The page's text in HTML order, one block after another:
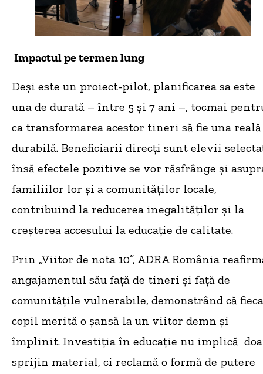
Impactul pe termen lung
Deși este un proiect-pilot, planificarea sa este
una de durată – între 5 și 7 ani –, tocmai
ca transformarea acestor tineri să fie una
durabilă. Beneficiarii direcți sunt elevii
însă efectele pozitive se vor răsfrânge și
familiilor lor și a comunităților locale,
contribuind la reducerea inegalităților și la
creșterea accesului la educație de calitate.
Prin „Viitor de nota 10”, ADRA România
angajamentul său față de tineri și față de
comunitățile vulnerabile, demonstrând că
copil merită o șansă la un viitor demn și
împlinit. Investiția în educație nu implică
sprijin material, ci reclamă o formă de putere